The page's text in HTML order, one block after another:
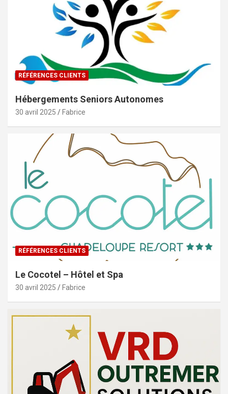
RÉFÉRENCES CLIENTS
Hébergements Seniors Autonomes
30 avril 2025 Fabrice
RÉFÉRENCES CLIENTS
Le Cocotel – Hôtel et Spa
30 avril 2025 Fabrice